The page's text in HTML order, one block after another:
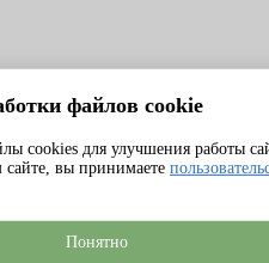
файлов cookie
cookies для улучшения работы
сайте, вы принимаете
Понятно